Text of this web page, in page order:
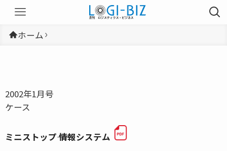
ホーム
2002年1月号
ケース
ミニストップ―― 情報システム